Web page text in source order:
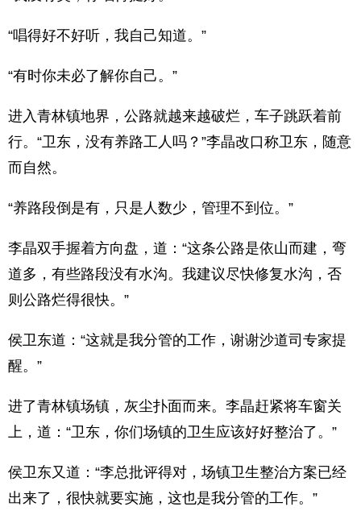
“唱得好不好听，我自己知道。”
“有时你未必了解你自己。”
进入青林镇地界，公路就越来越破烂，车子跳跃着前
行。“卫东，没有养路工人吗？”李晶改口称卫东，随意
而自然。
“养路段倒是有，只是人数少，管理不到位。”
李晶双手握着方向盘，道：“这条公路是依山而建，弯
道多，有些路段没有水沟。我建议尽快修复水沟，否
则公路烂得很快。”
侯卫东道：“这就是我分管的工作，谢谢沙道司专家提
醒。”
进了青林镇场镇，灰尘扑面而来。李晶赶紧将车窗关
上，道：“卫东，你们场镇的卫生应该好好整治了。”
侯卫东又道：“李总批评得对，场镇卫生整治方案已经
出来了，很快就要实施，这也是我分管的工作。”